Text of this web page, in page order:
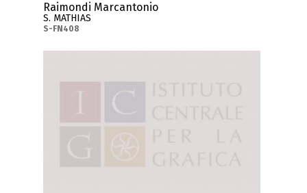
Raimondi Marcantonio
S. MATHIAS
S-FN408